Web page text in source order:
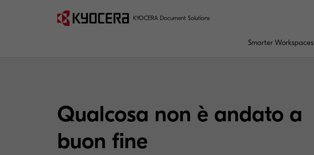
KYOCERA Document Solutions
Smarter Workspaces
Qualcosa non è andato a
buon fine